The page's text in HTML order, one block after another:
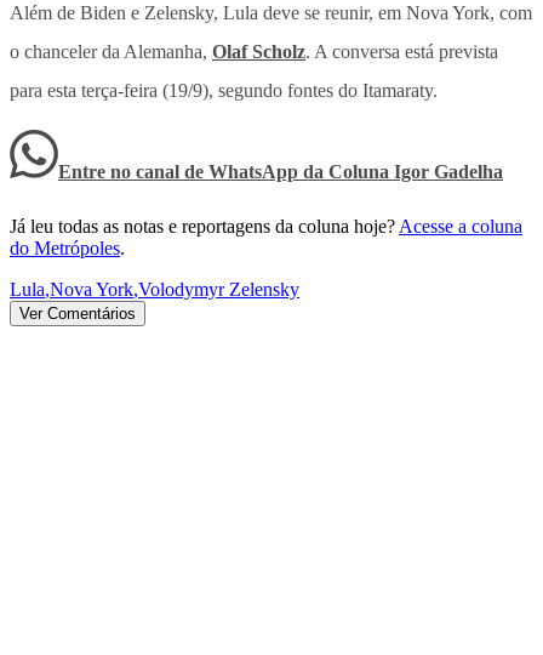
Além de Biden e Zelensky, Lula deve se reunir, em Nova York, com
o chanceler da Alemanha, Olaf Scholz. A conversa está prevista
para esta terça-feira (19/9), segundo fontes do Itamaraty.
Entre no canal de WhatsApp da Coluna Igor Gadelha
Já leu todas as notas e reportagens da coluna hoje? Acesse a coluna
do Metrópoles.
Lula,Nova York,Volodymyr Zelensky
Ver Comentários